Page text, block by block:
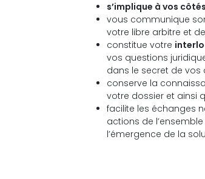
s’implique à vos côtés
vous communique
votre libre arbitre et
constitue votre
vos questions
dans le secret de vos
conserve la
votre dossier et ainsi
facilite les échanges
actions de
l’émergence de la